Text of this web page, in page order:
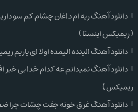
دانلود آهنگ ریه ام داغان چشام کم سو
( ریمیکس اینستا )
دانلود آهنگ الینده الیمده اولا ای یاریم
دانلود آهنگ نمیدانم عه کدام خدا بی خبر
ریمیکس )
دانلود آهنگ غرق خونه جفت چشات چرا